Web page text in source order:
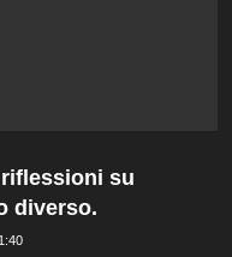
su
diverso.